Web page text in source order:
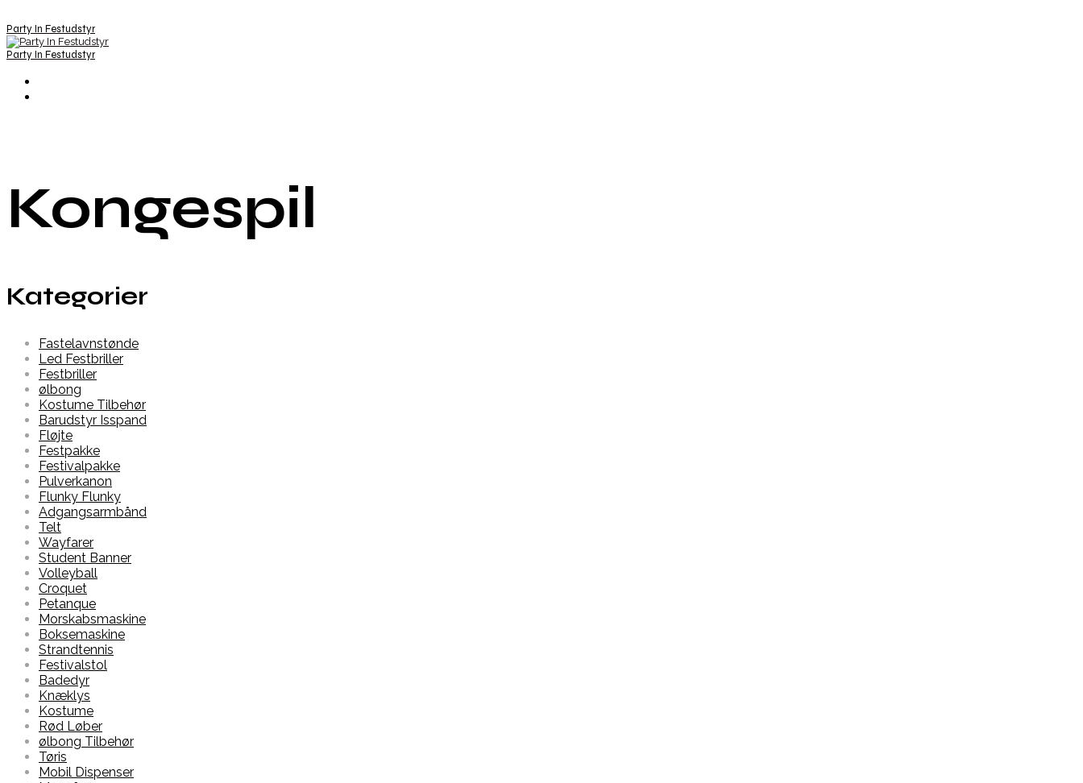
Party In Festudstyr
Party In Festudstyr
Kongespil
Kategorier
Fastelavnstønde
Led Festbriller
Festbriller
ølbong
Kostume Tilbehør
Barudstyr Isspand
Fløjte
Festpakke
Festivalpakke
Pulverkanon
Flunky Flunky
Adgangsarmbånd
Telt
Wayfarer
Student Banner
Volleyball
Croquet
Petanque
Morskabsmaskine
Boksemaskine
Strandtennis
Festivalstol
Badedyr
Knæklys
Kostume
Rød Løber
ølbong Tilbehør
Tøris
Mobil Dispenser